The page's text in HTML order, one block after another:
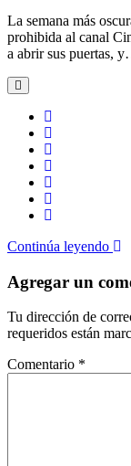
La semana más
prohibida al canal
a abrir sus puertas,
Continúa leyendo
Agregar un
Tu dirección de
requeridos están
Comentario *